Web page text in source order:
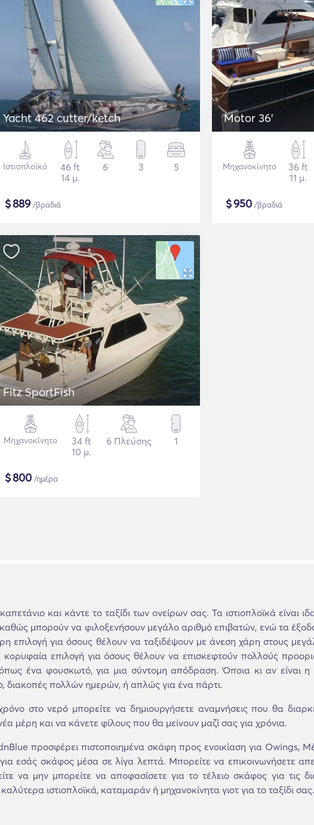
Yacht 462 cutter/ketch
Ιστιοπλοϊκό
46 ft
14 μ.
6 3 5
$889/βραδιά
Motor 36'
Μηχανοκίνητο
36 ft
11 μ.
$950 /βραδιά
Fitz SportFish
Μηχανοκίνητο
34 ft
10 μ.
6 Πλεύσης 1
$800 /ημέρα
και κάντε το ταξίδι των ονείρων σας. Τα ιστιοπλοϊκά είναι
μπορούν να φιλοξενήσουν μεγάλο αριθμό επιβατών, ενώ τα
επιλογή για όσους θέλουν να ταξιδέψουν με άνεση χάρη στους
κορυφαία επιλογή για όσους θέλουν να επισκεφτούν πολλούς
ένα φουσκωτό, για μια σύντομη απόδραση. Όποια κι αν είναι η
διακοπές πολλών ημερών, ή απλώς για ένα πάρτι.
στο νερό μπορείτε να δημιουργήσετε αναμνήσεις που θα
μέρη και να κάνετε φίλους που θα μείνουν μαζί σας για χρόνια.
προσφέρει πιστοποιημένα σκάφη προς ενοικίαση για Owings,
εσάς σκάφος μέσα σε λίγα λεπτά. Μπορείτε να επικοινωνήσετε
να μην μπορείτε να αποφασίσετε για το τέλειο σκάφος για τις
ιστιοπλοϊκά, καταμαράν ή μηχανοκίνητα γιοτ για το ταξίδι σας.